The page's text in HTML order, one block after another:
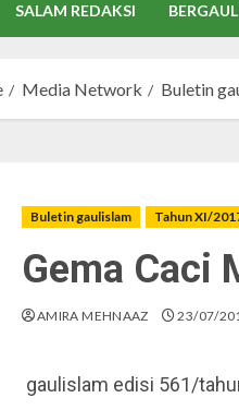
SALAM REDAKSI
Media Network Buletin
Buletin gaulislam Tahun XI/
Gema Caci
AMIRA MEHNAAZ 23/07/
gaulislam edisi 561/